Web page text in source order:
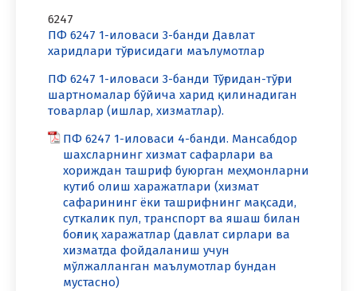
6247
ПФ 6247 1-иловаси 3-банди Давлат
харидлари тўғрисидаги маълумотлар
ПФ 6247 1-иловаси 3-банди Тўғридан-тўғри
шартномалар бўйича харид қилинадиган
товарлар (ишлар, хизматлар).
ПФ 6247 1-иловаси 4-банди. Мансабдор
шахсларнинг хизмат сафарлари ва
хориждан ташриф буюрган меҳмонларни
кутиб олиш харажатлари (хизмат
сафарининг ёки ташрифнинг мақсади,
суткалик пул, транспорт ва яшаш билан
боғлиқ харажатлар (давлат сирлари ва
хизматда фойдаланиш учун
мўлжалланган маълумотлар бундан
мустасно)